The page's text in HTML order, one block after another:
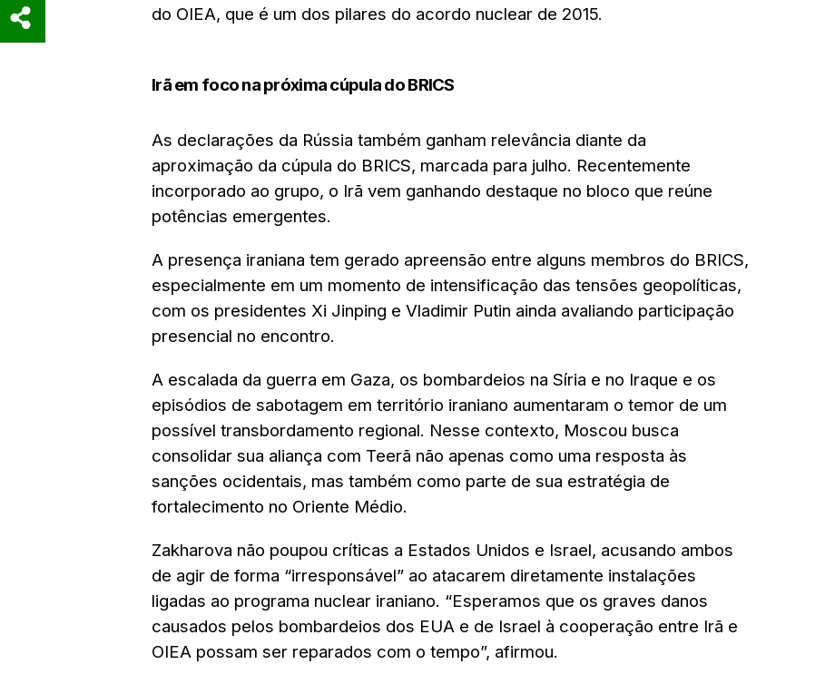
do OIEA, que é um dos pilares do acordo nuclear de 2015.
Irã em foco na próxima cúpula do BRICS
As declarações da Rússia também ganham relevância diante da
aproximação da cúpula do BRICS, marcada para julho. Recentemente
incorporado ao grupo, o Irã vem ganhando destaque no bloco que reúne
potências emergentes.
A presença iraniana tem gerado apreensão entre alguns membros do BRICS,
especialmente em um momento de intensificação das tensões geopolíticas,
com os presidentes Xi Jinping e Vladimir Putin ainda avaliando participação
presencial no encontro.
A escalada da guerra em Gaza, os bombardeios na Síria e no Iraque e os
episódios de sabotagem em território iraniano aumentaram o temor de um
possível transbordamento regional. Nesse contexto, Moscou busca
consolidar sua aliança com Teerã não apenas como uma resposta às
sanções ocidentais, mas também como parte de sua estratégia de
fortalecimento no Oriente Médio.
Zakharova não poupou críticas a Estados Unidos e Israel, acusando ambos
de agir de forma “irresponsável” ao atacarem diretamente instalações
ligadas ao programa nuclear iraniano. “Esperamos que os graves danos
causados pelos bombardeios dos EUA e de Israel à cooperação entre Irã e
OIEA possam ser reparados com o tempo”, afirmou.